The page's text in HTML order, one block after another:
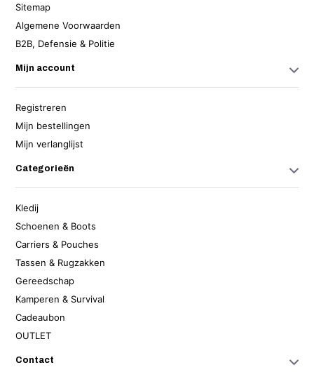
Sitemap
Algemene Voorwaarden
B2B, Defensie & Politie
Mijn account
Registreren
Mijn bestellingen
Mijn verlanglijst
Categorieën
Kledij
Schoenen & Boots
Carriers & Pouches
Tassen & Rugzakken
Gereedschap
Kamperen & Survival
Cadeaubon
OUTLET
Contact